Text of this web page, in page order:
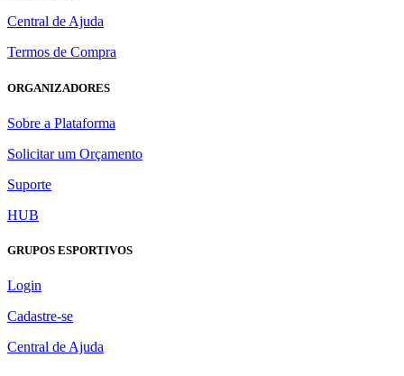
Central de Ajuda
Termos de Compra
ORGANIZADORES
Sobre a Plataforma
Solicitar um Orçamento
Suporte
HUB
GRUPOS ESPORTIVOS
Login
Cadastre-se
Central de Ajuda